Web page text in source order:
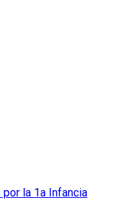
la 1a Infancia